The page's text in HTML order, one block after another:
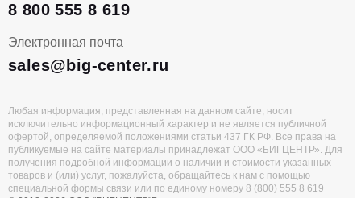
8 800 555 8 619
Электронная почта
sales@big-center.ru
Любая информация, представленная на данном сайте, носит
исключительно информационный характер и не является публичной
офертой, определяемой положениями статьи 437 ГК РФ. Все права на
публикуемые на сайте материалы принадлежат ООО «БИГЦЕНТР». Для
получения подробной информации о наличии и стоимости указанных
товаров и (или) услуг, пожалуйста, обращайтесь к нам с помощью
специальной формы связи или по единому номеру 8 (800) 555 8 619